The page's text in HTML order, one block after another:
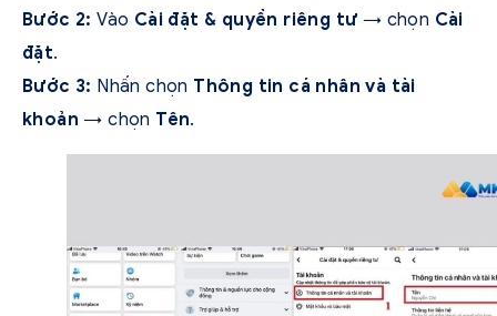
Bước 2: Vào Cài đặt & quyền riêng tư→ chọn Cài
đặt.
Bước 3: Nhấn chọn Thông tin cá nhân và tài
khoản → chọn Tên.